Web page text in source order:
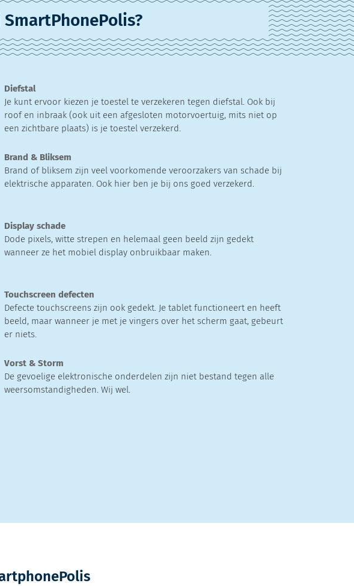
Diefstal
Je kunt ervoor kiezen je toestel te verzekeren tegen diefstal. Ook bij
roof en inbraak (ook uit een afgesloten motorvoertuig, mits niet op
een zichtbare plaats) is je toestel verzekerd.
Brand & Bliksem
Brand of bliksem zijn veel voorkomende veroorzakers van schade bij
elektrische apparaten. Ook hier ben je bij ons goed verzekerd.
Display schade
Dode pixels, witte strepen en helemaal geen beeld zijn gedekt
wanneer ze het mobiel display onbruikbaar maken.
Touchscreen defecten
Defecte touchscreens zijn ook gedekt. Je tablet functioneert en heeft
beeld, maar wanneer je met je vingers over het scherm gaat, gebeurt
er niets.
Vorst & Storm
De gevoelige elektronische onderdelen zijn niet bestand tegen alle
weersomstandigheden. Wij wel.